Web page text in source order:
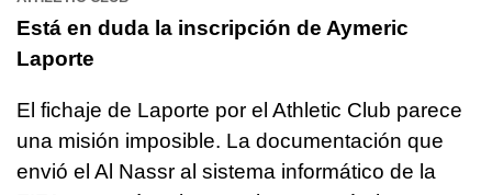
Está en duda la inscripción de Aymeric
Laporte
El fichaje de Laporte por el Athletic Club parece
una misión imposible. La documentación que
envió el Al Nassr al sistema informático de la